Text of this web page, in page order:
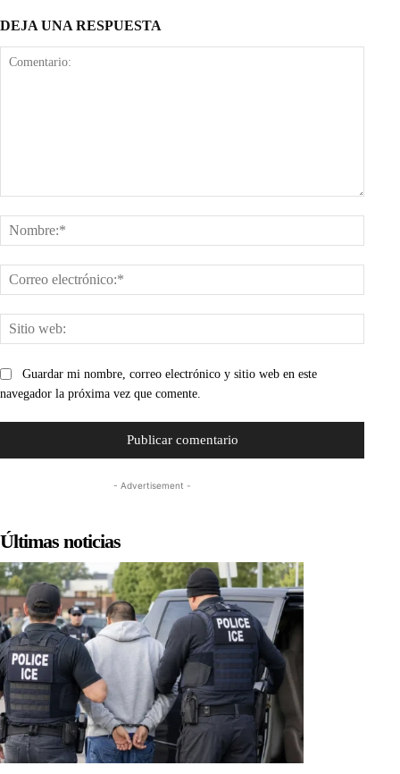
DEJA UNA RESPUESTA
web:
Guardar mi nombre, correo electrónico y sitio web en este
navegador la próxima vez que comente.
- Advertisement -
Últimas noticias